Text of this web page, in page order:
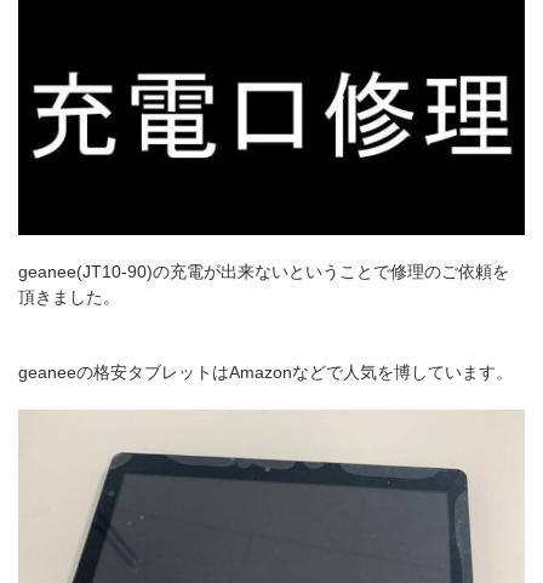
geanee(JT10-90)の充電が出来ないということで修理のご依頼を
頂きました。
geaneeの格安タブレットはAmazonなどで人気を博しています。